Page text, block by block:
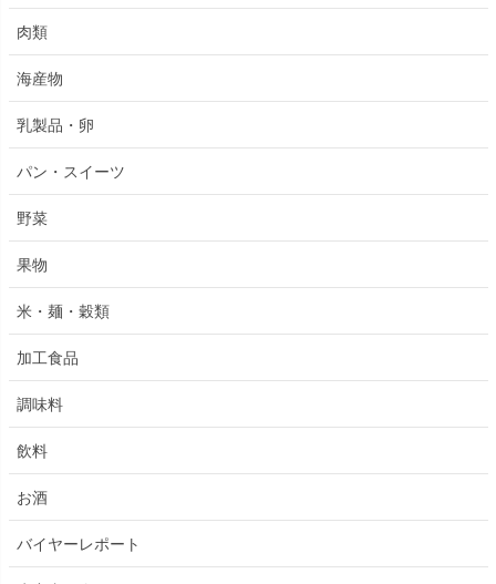
肉類
海産物
乳製品・卵
パン・スイーツ
野菜
果物
米・麺・穀類
加工食品
調味料
飲料
お酒
バイヤーレポート